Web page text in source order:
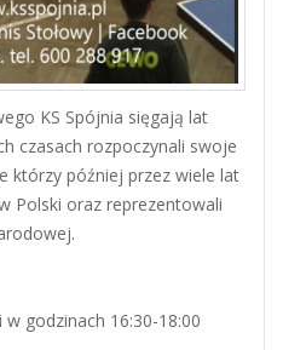
KS Spójnia sięgają lat
czasach rozpoczynali swoje
którzy później przez wiele lat
Polski oraz reprezentowali
w godzinach 16:30-18:00